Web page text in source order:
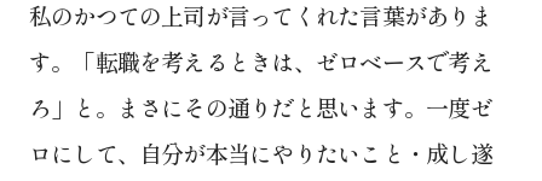
私のかつての上司が言ってくれた言葉がありま
す。「転職を考えるときは、ゼロベースで考え
ろ」と。まさにその通りだと思います。一度ゼ
ロにして、自分が本当にやりたいこと・成し遂